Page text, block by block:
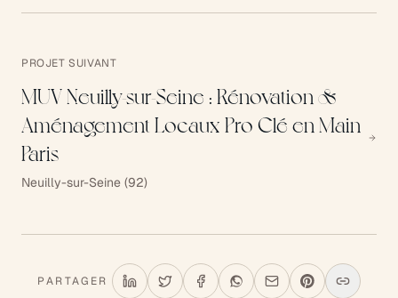
PROJET SUIVANT
MUV Neuilly-sur-Seine : Rénovation &
Aménagement Locaux Pro Clé en Main
Paris
Neuilly-sur-Seine (92)
PARTAGER